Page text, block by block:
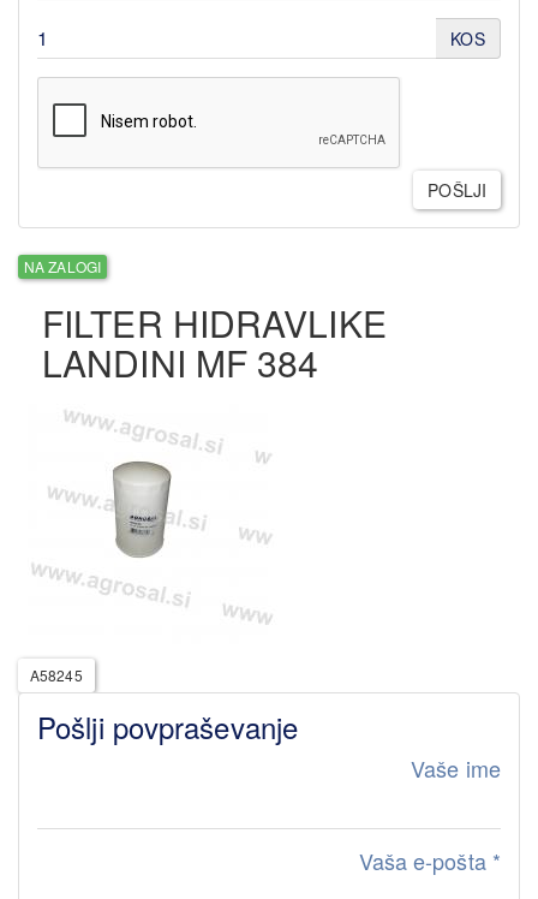
KOS
POŠLJI
NA ZALOGI
FILTER HIDRAVLIKE
LANDINI MF 384
A58245
Pošlji povpraševanje
Vaše ime
Vaša e-pošta *